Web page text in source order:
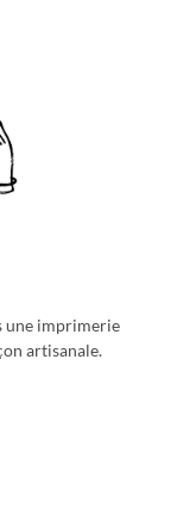
une imprimerie
artisanale.